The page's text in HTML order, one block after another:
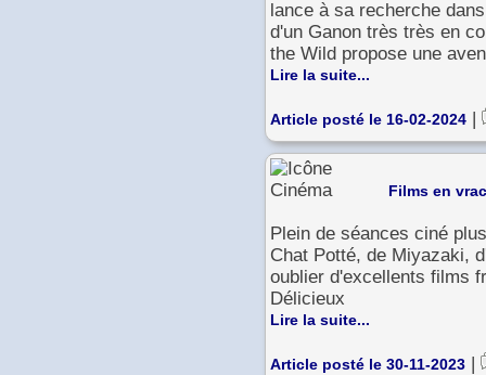
lance à sa recherche
d'un Ganon très très en
the Wild propose une
Lire la suite...
Article posté le 16-02-2024 |
Films en
Plein de séances ciné
Chat Potté, de Miyazaki,
oublier d'excellents films
Délicieux
Lire la suite...
Article posté le 30-11-2023 |